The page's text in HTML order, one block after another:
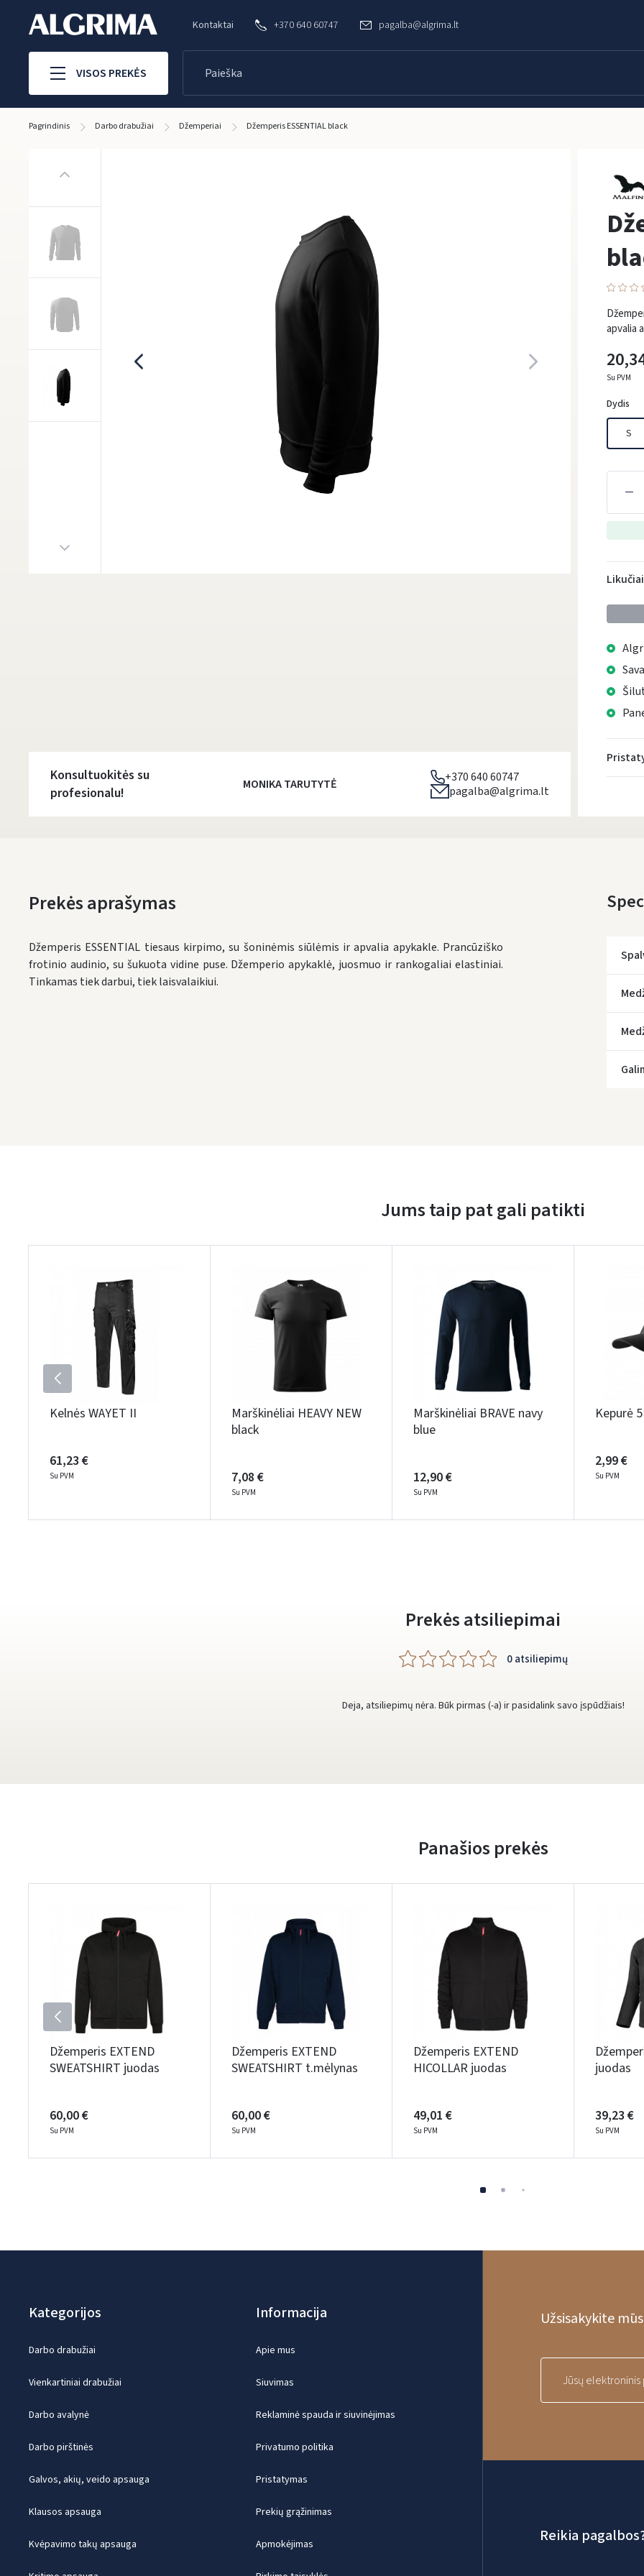
Kontaktai +370 640 60747 pagalba@algrima.lt
VISOS PREKĖS
Pagrindinis Darbo drabužiai Džemperiai Džemperis ESSENTIAL black
apvalia
Su PVM
Dydis
S
Konsultuokitės su
profesionalu!
MONIKA TARUTYTĖ
+370 640 60747
pagalba@algrima.lt
Prekės aprašymas
Džemperis ESSENTIAL tiesaus kirpimo, su šoninėmis siūlėmis ir apvalia apykakle. Prancūziško
frotinio audinio, su šukuota vidine puse. Džemperio apykaklė, juosmuo ir rankogaliai elastiniai.
Tinkamas tiek darbui, tiek laisvalaikiui.
Jums taip pat gali patikti
Kelnės WAYET II
61,23 €
Su PVM
Marškinėliai HEAVY NEW
black
7,08 €
Su PVM
Marškinėliai BRAVE navy
blue
12,90 €
Su PVM
Kepurė
2,99 €
Su PVM
Prekės atsiliepimai
0 atsiliepimų
Deja, atsiliepimų nėra. Būk pirmas (-a) ir pasidalink savo įspūdžiais!
Įvertinimas:
Panašios prekės
Džemperis EXTEND
SWEATSHIRT juodas
60,00 €
Su PVM
Džemperis EXTEND
SWEATSHIRT t.mėlynas
60,00 €
Su PVM
Džemperis EXTEND
HICOLLAR juodas
49,01 €
Su PVM
juodas
39,23 €
Su PVM
Kategorijos
Darbo drabužiai
Vienkartiniai drabužiai
Darbo avalynė
Darbo pirštinės
Galvos, akių, veido apsauga
Klausos apsauga
Kvėpavimo takų apsauga
Informacija
Apie mus
Siuvimas
Reklaminė spauda ir siuvinėjimas
Privatumo politika
Pristatymas
Prekių grąžinimas
Apmokėjimas
Užsisakykite
Reikia
Prisijungti